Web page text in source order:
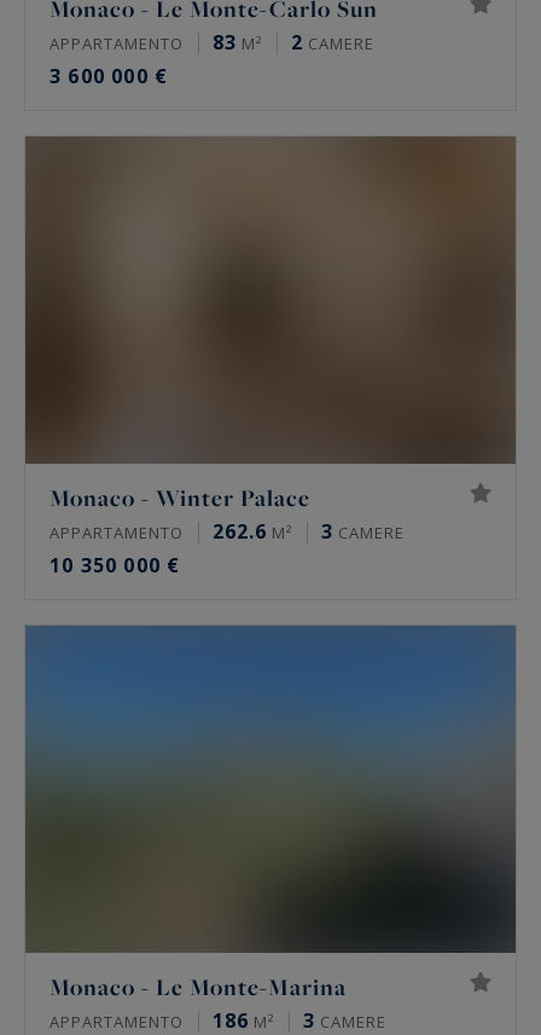
Monaco - Le Monte-Carlo Sun
APPARTAMENTO 83 M² 2 CAMERE
3 600 000 €
Monaco - Winter Palace
APPARTAMENTO 262.6 M² 3 CAMERE
10 350 000 €
Monaco - Le Monte-Marina
APPARTAMENTO 186 M² 3 CAMERE